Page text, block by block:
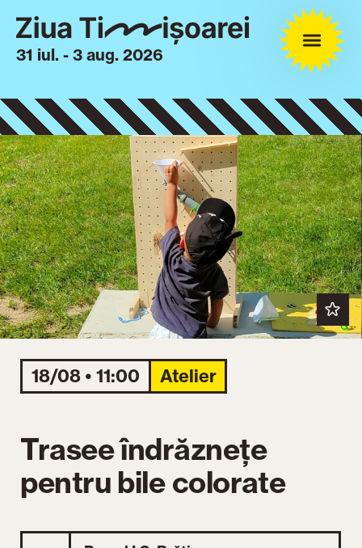
31 iul. - 3 aug. 2026
18/08 • 11:00 Atelier
Trasee îndrăznețe
pentru bile colorate